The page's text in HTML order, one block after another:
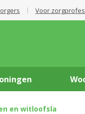
Voor
en witloofsla